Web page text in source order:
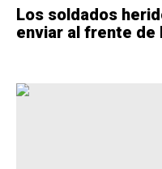
Los soldados
enviar al frente de